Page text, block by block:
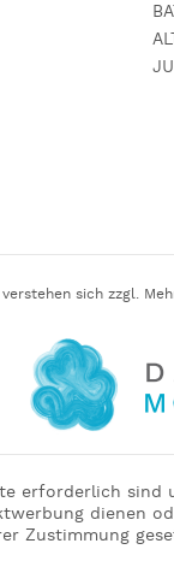
sich zzgl.
erforderlich sind
dienen
Zustimmung